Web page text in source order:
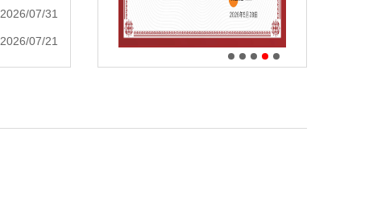
2026/07/31
2026/07/21